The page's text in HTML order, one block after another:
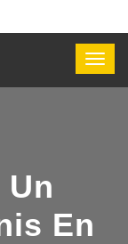
En